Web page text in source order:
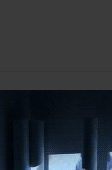
Warm sky